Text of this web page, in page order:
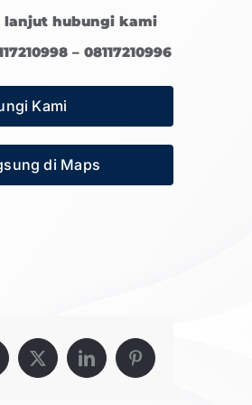
hubungi kami
– 08117210996
Kami
di Maps
X LinkedInPinterest